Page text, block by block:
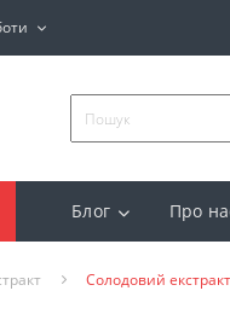
Блог Про
Солодовий